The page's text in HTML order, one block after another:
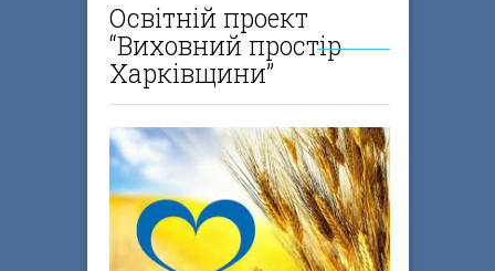
Освітній проект
“Виховний простір
Харківщини”